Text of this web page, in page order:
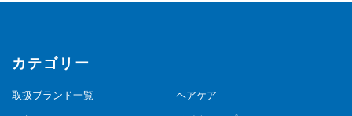
カテゴリー
取扱ブランド一覧 ヘアケア